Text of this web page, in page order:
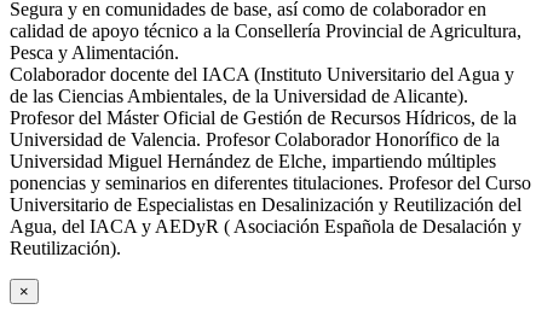
Segura y en comunidades de base, así como de colaborador en
calidad de apoyo técnico a la Consellería Provincial de Agricultura,
Pesca y Alimentación.
Colaborador docente del IACA (Instituto Universitario del Agua y
de las Ciencias Ambientales, de la Universidad de Alicante).
Profesor del Máster Oficial de Gestión de Recursos Hídricos, de la
Universidad de Valencia. Profesor Colaborador Honorífico de la
Universidad Miguel Hernández de Elche, impartiendo múltiples
ponencias y seminarios en diferentes titulaciones. Profesor del Curso
Universitario de Especialistas en Desalinización y Reutilización del
Agua, del IACA y AEDyR ( Asociación Española de Desalación y
Reutilización).
×